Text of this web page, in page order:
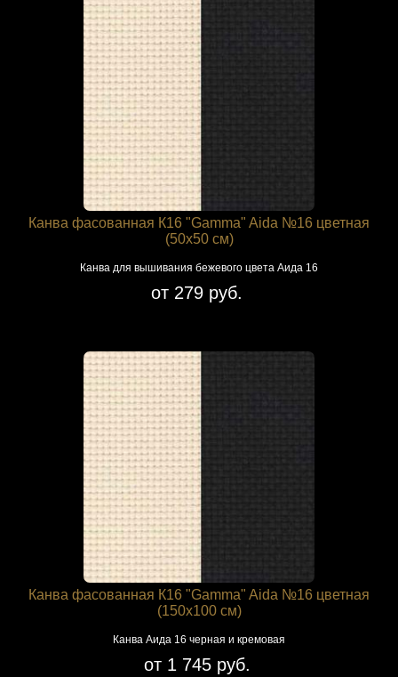
Канва фасованная К16 "Gamma" Aida №16 цветная
(50х50 см)
Канва для вышивания бежевого цвета Аида 16
от 279 руб.
Канва фасованная К16 "Gamma" Aida №16 цветная
(150х100 см)
Канва Аида 16 черная и кремовая
от 1 745 руб.